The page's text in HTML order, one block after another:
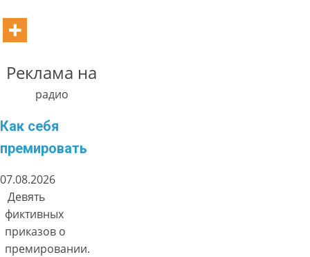
Реклама на
радио
Как себя
премировать
07.08.2026
Девять
фиктивных
приказов о
премировании.